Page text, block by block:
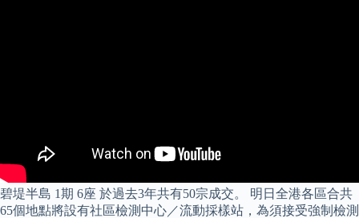
碧堤半島 1期 6座 於過去3年共有50宗成交。 明日全港各區合共
65個地點將設有社區檢測中心／流動採樣站，為須接受強制檢測